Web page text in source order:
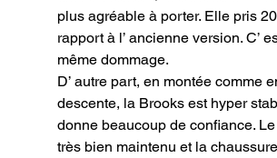
plus agréable à porter. Elle pris
rapport à l’ ancienne version. C’
même dommage.
D’ autre part, en montée comme
descente, la Brooks est hyper
donne beaucoup de confiance.
très bien maintenu et la